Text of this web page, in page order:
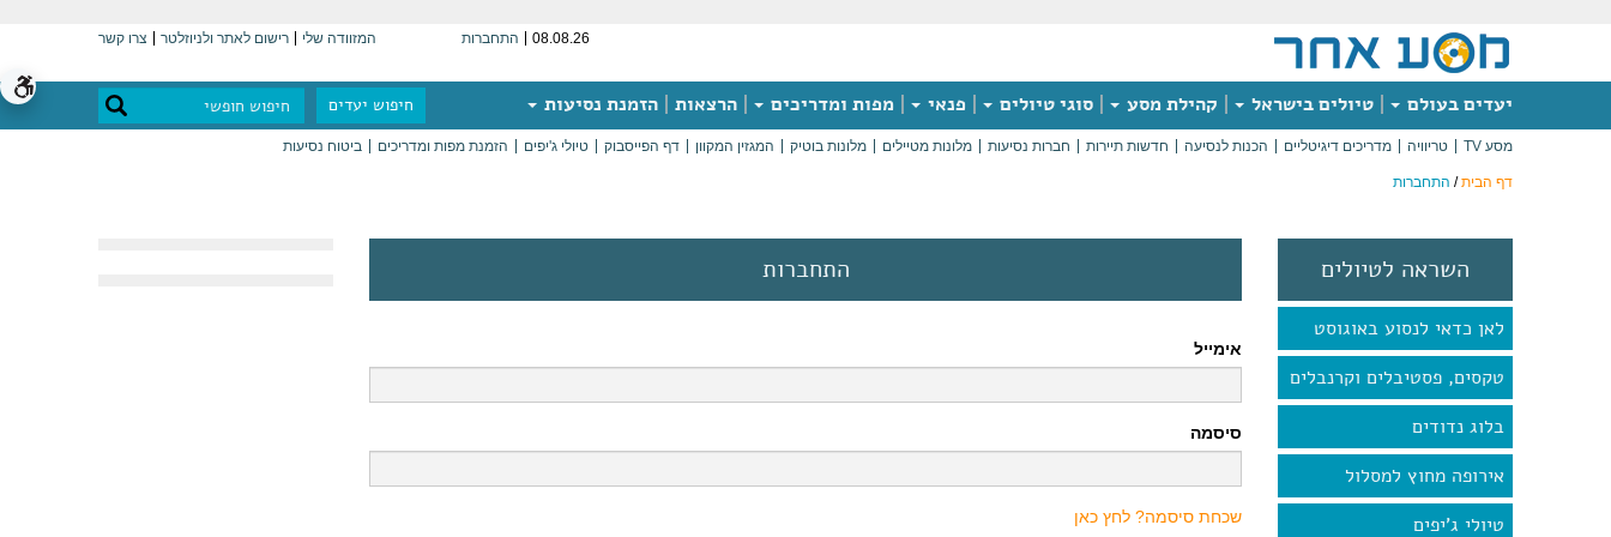
08.08.26 התחברות המזוודה שלי רישום לאתר ולניוזלטר צרו קשר
יעדים בעולם טיולים בישראל קהילת מסע סוגי טיולים פנאי מפות ומדריכים הרצאות הזמנת נסיעות חיפוש יעדים
מסע TV טריוויה מדריכים דיגיטליים הכנות לנסיעה חדשות תיירות חברות נסיעות מלונות מטיילים מלונות בוטיק המגזין המקוון דף הפייסבוק טיולי ג'יפים הזמנת מפות ומדריכים ביטוח נסיעות
דף הבית/ התחברות
השראה לטיולים
לאן כדאי לנסוע באוגוסט
טקסים, פסטיבלים וקרנבלים
בלוג נדודים
אירופה מחוץ למסלול
טיולי ג'יפים
התחברות
אימייל
סיסמה
שכחת סיסמה? לחץ כאן